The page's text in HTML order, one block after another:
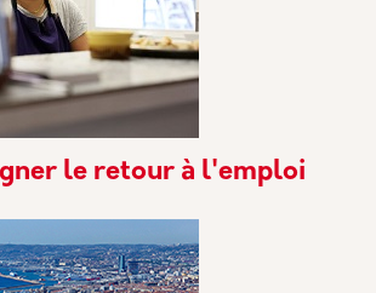
le retour à l'emploi